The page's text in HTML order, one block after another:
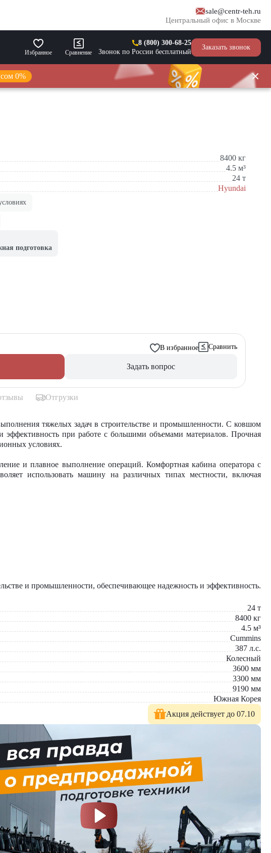
sale@centr-teh.ru
Центральный офис в Москве
Избранное Сравнение
8 (800) 300-68-25
Звонок по России бесплатный
Заказать звонок
0%
8400 кг
4.5 м³
24 т
Hyundai
подготовка
В избранное Сравнить
Задать вопрос
Отгрузки
тяжелых задач в строительстве и промышленности. С ковшом
эффективность при работе с большими объемами материалов. Прочная
условиях.
и плавное выполнение операций. Комфортная кабина оператора с
использовать машину на различных типах местности, включая
и промышленности, обеспечивающее надежность и эффективность.
24 т
8400 кг
4.5 м³
Cummins
387 л.с.
Колесный
3600 мм
3300 мм
9190 мм
Южная Корея
Акция действует до 07.10